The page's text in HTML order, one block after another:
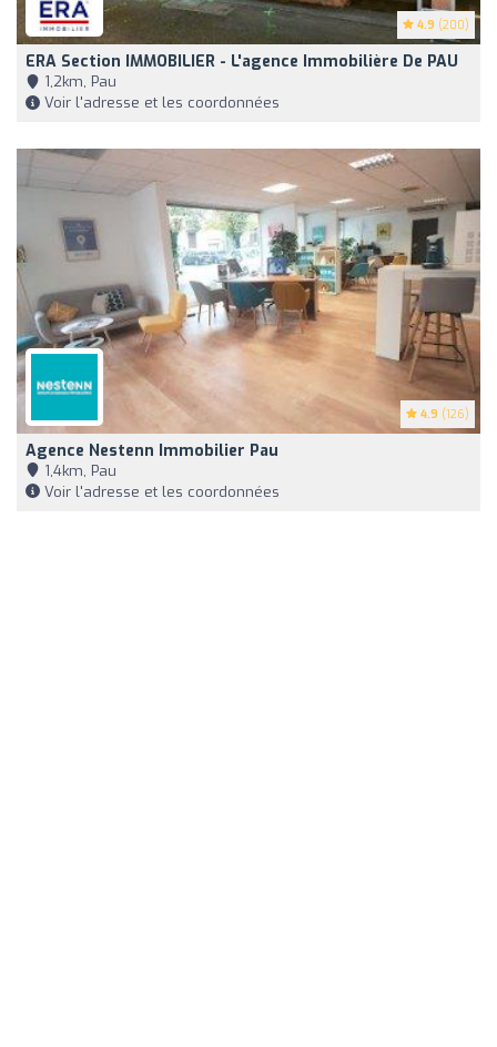
4.9 (200)
ERA Section IMMOBILIER - L'agence Immobilière De PAU
1,2km, Pau
Voir l'adresse et les coordonnées
4.9 (126)
Agence Nestenn Immobilier Pau
1,4km, Pau
Voir l'adresse et les coordonnées